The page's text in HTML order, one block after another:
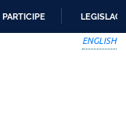
PARTICIPE
ENGLISH